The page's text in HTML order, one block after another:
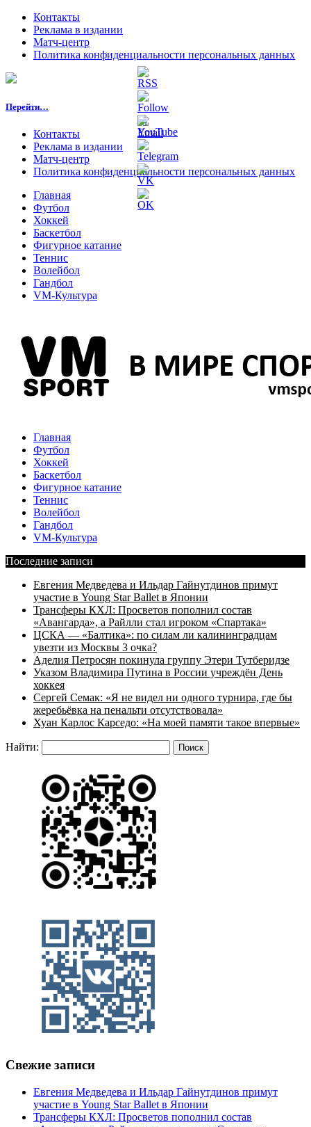
Контакты
Реклама в издании
Матч-центр
Политика конфиденциальности персональных данных
Перейти…
Контакты
Реклама в издании
Матч-центр
Политика конфиденциальности персональных данных
Главная
Футбол
Хоккей
Баскетбол
Фигурное катание
Теннис
Волейбол
Гандбол
VM-Культура
Главная
Футбол
Хоккей
Баскетбол
Фигурное катание
Теннис
Волейбол
Гандбол
VM-Культура
Последние записи
Евгения Медведева и Ильдар Гайнутдинов примут
участие в Young Star Ballet в Японии
Трансферы КХЛ: Просветов пополнил состав
«Авангарда», а Райлли стал игроком «Спартака»
ЦСКА — «Балтика»: по силам ли калининградцам
увезти из Москвы 3 очка?
Аделия Петросян покинула группу Этери Тутберидзе
Указом Владимира Путина в России учреждён День
хоккея
Сергей Семак: «Я не видел ни одного турнира, где бы
жеребьёвка на пенальти отсутствовала»
Хуан Карлос Карседо: «На моей памяти такое впервые»
Найти:
Свежие записи
Евгения Медведева и Ильдар Гайнутдинов примут
участие в Young Star Ballet в Японии
Трансферы КХЛ: Просветов пополнил состав